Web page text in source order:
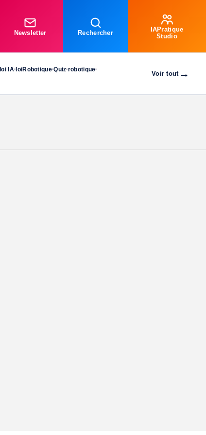
Newsletter Rechercher
IAPratique
Studio
loi IA• loiRobotique•Quiz•robotique•
Voir tout→